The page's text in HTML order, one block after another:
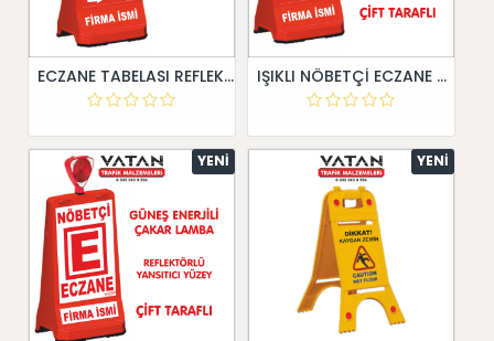
ECZANE TABELASI REFLEKTÖRLÜ IŞIKLI NÖBETÇİ ECZANE TABELASI
YENI YENI